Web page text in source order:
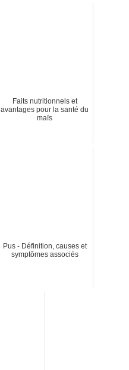
Faits nutritionnels et
avantages pour la santé du
maïs
Pus - Définition, causes et
symptômes associés